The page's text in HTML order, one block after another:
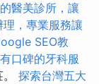
醫美診所，讓
，專業服務讓
SEO教
口碑的牙科服
探索台灣五大